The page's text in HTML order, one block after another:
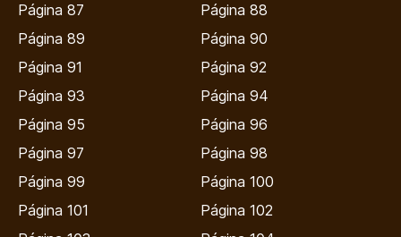
Página 87
Página 88
Página 89
Página 90
Página 91
Página 92
Página 93
Página 94
Página 95
Página 96
Página 97
Página 98
Página 99
Página 100
Página 101
Página 102